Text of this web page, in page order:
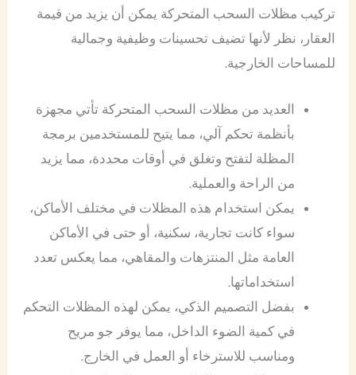
تركيب مظلات السحب المتحركة يمكن أن يزيد من قيمة
العقار، نظر لأنها تضيف تحسينات وظيفية وجمالية
للمساحات الخارجية.
العديد من مظلات السحب المتحركة تأتي مجهزة
بأنظمة تحكم آلي، مما يتيح للمستخدمين برمجة
المظلة لتفتح وتغلق في أوقات محددة، مما يزيد
من الراحة والعملية.
يمكن استخدام هذه المظلات في مختلف الأماكن،
سواء كانت تجارية، سكنية، أو حتى في الأماكن
العامة مثل المنتزهات والمقاهي، مما يعكس تعدد
استخداماتها.
بفضل التصميم الذكي، يمكن لهذه المظلات التحكم
في كمية الضوء الداخل، مما يوفر جو مريح
ومناسب للاسترخاء أو العمل في الخارج.